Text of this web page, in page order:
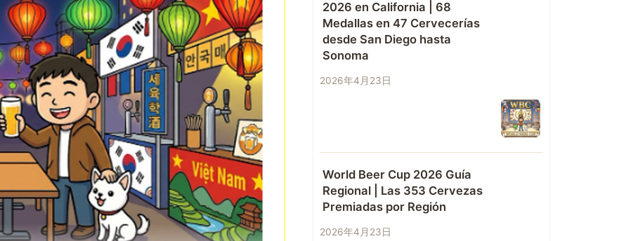
2026 en California | 68
Medallas en 47 Cervecerías
desde San Diego hasta
Sonoma
2026年4月23日
World Beer Cup 2026 Guía
Regional | Las 353 Cervezas
Premiadas por Región
2026年4月23日